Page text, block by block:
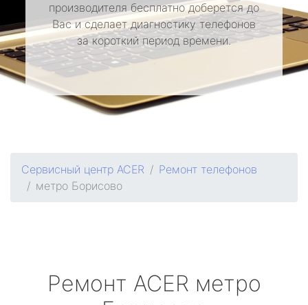
производителя бесплатно доберется до
Вас и сделает диагностику телефонов
за короткий период времени.
Сервисный центр ACER
Ремонт телефонов
метро Борисово
Ремонт ACER метро